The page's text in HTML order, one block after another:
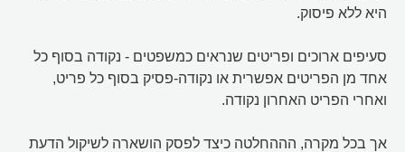
היא ללא פיסוק.
סעיפים ארוכים ופריטים שנראים כמשפטים - נקודה בסוף כל
אחד מן הפריטים אפשרית או נקודה-פסיק בסוף כל פריט,
ואחרי הפריט האחרון נקודה.
אך בכל מקרה, הההחלטה כיצד לפסק הושארה לשיקול הדעת